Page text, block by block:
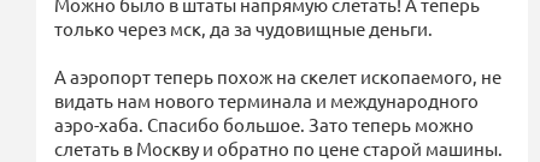
только через мск, да за чудовищные деньги.
А аэропорт теперь похож на скелет ископаемого, не
видать нам нового терминала и международного
аэро-хаба. Спасибо большое. Зато теперь можно
слетать в Москву и обратно по цене старой машины.